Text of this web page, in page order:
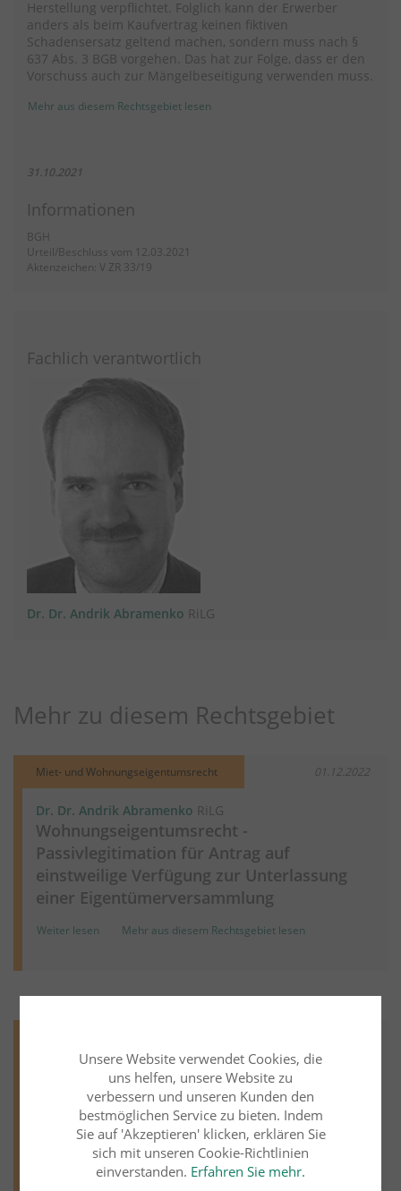
Herstellung verpflichtet. Folglich kann der Erwerber
anders als beim Kaufvertrag keinen fiktiven
Schadensersatz geltend machen, sondern muss nach §
637 Abs. 3 BGB vorgehen. Das hat zur Folge, dass er den
Vorschuss auch zur Mängelbeseitigung verwenden muss.
Mehr aus diesem Rechtsgebiet lesen
31.10.2021
Informationen
BGH
Urteil/Beschluss vom 12.03.2021
Aktenzeichen: V ZR 33/19
Fachlich verantwortlich
Dr. Dr. Andrik Abramenko RiLG
Mehr zu diesem Rechtsgebiet
Miet- und Wohnungseigentumsrecht 01.12.2022
Dr. Dr. Andrik Abramenko RiLG
Wohnungseigentumsrecht -
Passivlegitimation für Antrag auf
einstweilige Verfügung zur Unterlassung
einer Eigentümerversammlung
Weiter lesen Mehr aus diesem Rechtsgebiet lesen
Dr. Dr. Andrik AbramenkoRiLG
Wohnungseigentumsrecht - Verbot der
Hundehaltung im Wohnungseigentum
Weiter lesen Mehr aus diesem Rechtsgebiet lesen
Unsere Website verwendet Cookies, die
uns helfen, unsere Website zu
verbessern und unseren Kunden den
bestmöglichen Service zu bieten. Indem
Sie auf 'Akzeptieren' klicken, erklären Sie
sich mit unseren Cookie-Richtlinien
einverstanden. Erfahren Sie mehr.